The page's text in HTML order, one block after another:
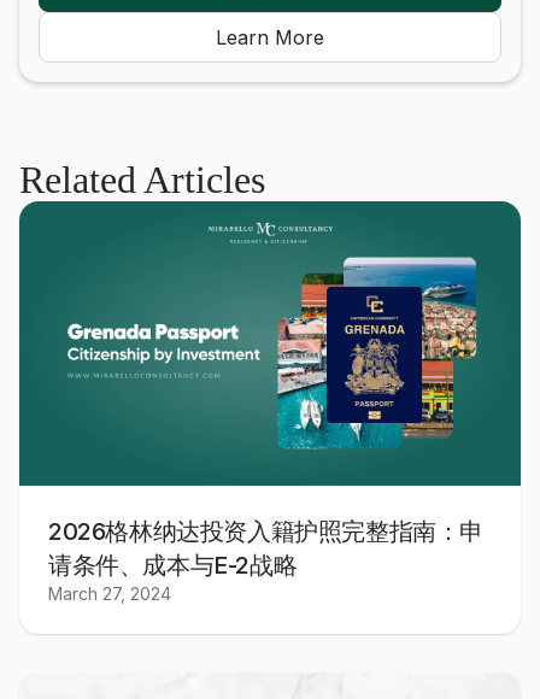
Learn More
Related Articles
2026格林纳达投资入籍护照完整指南：申
请条件、成本与E-2战略
March 27, 2024